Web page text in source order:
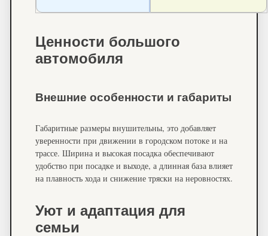
Ценности большого
автомобиля
Внешние особенности и габариты
Габаритные размеры внушительны, это добавляет
уверенности при движении в городском потоке и на
трассе. Ширина и высокая посадка обеспечивают
удобство при посадке и выходе, а длинная база влияет
на плавность хода и снижение тряски на неровностях.
Уют и адаптация для
семьи